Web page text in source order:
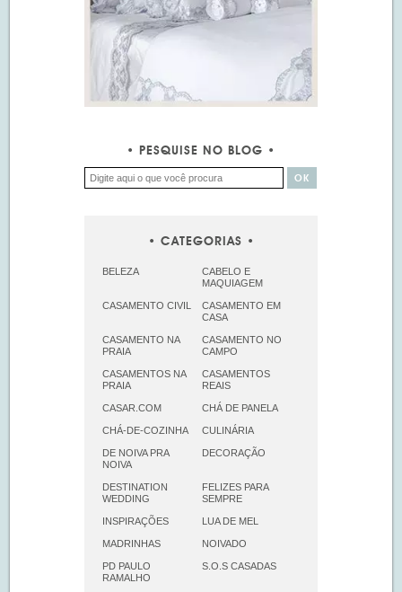
PESQUISE NO BLOG
CATEGORIAS
BELEZA
CABELO E
MAQUIAGEM
CASAMENTO CIVIL
CASAMENTO EM
CASA
CASAMENTO NA
PRAIA
CASAMENTO NO
CAMPO
CASAMENTOS NA
PRAIA
CASAMENTOS
REAIS
CASAR.COM CHÁ DE PANELA
CHÁ-DE-COZINHA CULINÁRIA
DE NOIVA PRA
NOIVA
DECORAÇÃO
DESTINATION
WEDDING
FELIZES PARA
SEMPRE
INSPIRAÇÕES LUA DE MEL
MADRINHAS NOIVADO
PD PAULO
RAMALHO
S.O.S CASADAS